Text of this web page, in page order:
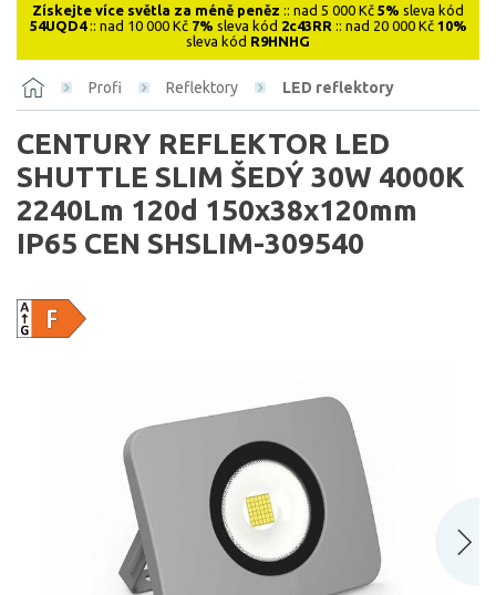
Získejte více světla za méně peněz :: nad 5 000 Kč 5% sleva kód
54UQD4:: nad 10 000 Kč 7% sleva kód 2c43RR :: nad 20 000 Kč 10%
sleva kód R9HNHG
Profi Reflektory LED reflektory
CENTURY REFLEKTOR LED
SHUTTLE SLIM ŠEDÝ 30W 4000K
2240Lm 120d 150x38x120mm
IP65 CEN SHSLIM-309540